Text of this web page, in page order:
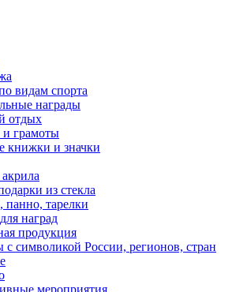
видам спорта
награды
отдых
грамоты
книжки и значки
из стекла
панно, тарелки
наград
продукция
символикой России, регионов, стран
мероприятия